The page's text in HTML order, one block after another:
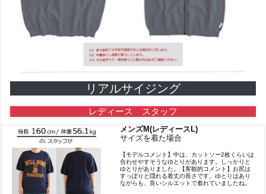
リアルサイジング
レディース スタッフ
メンズM(レディースL)
サイズを着た場合
【モデルコメント】中は、カットソー2枚くらいは
合わせやすそうなゆとりがあります。しっかりと
ゆとりがありました。【客観的コメント】お尻は
すっぽりと隠れる着丈の長さです。ゆとりはあり
ながらも、良いシルエットで着れていましたね。